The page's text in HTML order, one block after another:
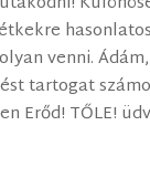
venni.
tartogat
Erőd! TŐLE!